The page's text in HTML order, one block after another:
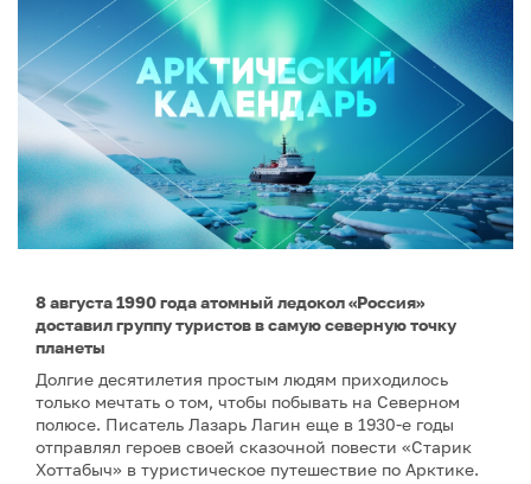
8 августа 1990 года атомный ледокол «Россия»
доставил группу туристов в самую северную точку
планеты
Долгие десятилетия простым людям приходилось
только мечтать о том, чтобы побывать на Северном
полюсе. Писатель Лазарь Лагин еще в 1930-е годы
отправлял героев своей сказочной повести «Старик
Хоттабыч» в туристическое путешествие по Арктике.